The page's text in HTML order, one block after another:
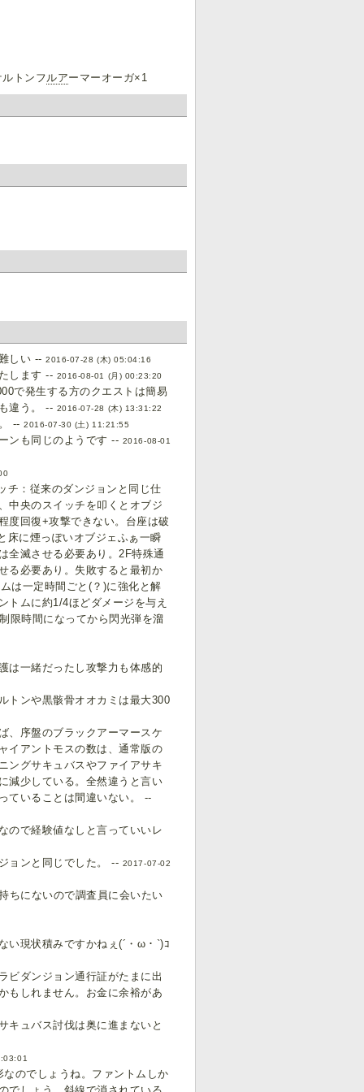
トンフルアーマーオーガ×1
しい --2016-07-28 (木) 05:04:16
します -- 2016-08-01 (月) 00:23:20
で発生する方のクエストは簡易
違う。 -- 2016-07-28 (木) 13:31:22
--2016-07-30 (土) 11:21:55
ンも同じのようです -- 2016-08-01
チ：従来のダンジョンと同じ仕
中央のスイッチを叩くとオブジ
度回復+攻撃できない。台座は破
床に煙っぽいオブジェふぁ一瞬
全滅させる必要あり。2F特殊通
る必要あり。失敗すると最初か
は一定時間ごと(？)に強化と解
トムに約1/4ほどダメージを与え
限時間になってから閃光弾を溜
は一緒だったし攻撃力も体感的
トンや黒骸骨オオカミは最大300
、序盤のブラックアーマースケ
イアントモスの数は、通常版の
ングサキュバスやファイアサキ
減少している。全然違うと言い
ていることは間違いない。 --
ので経験値なしと言っていいレ
ョンと同じでした。 -- 2017-07-02
ちにないので調査員に会いたい
い現状積みですかねぇ(´・ω・`)ｺ
ビダンジョン通行証がたまに出
もしれません。お金に余裕があ
キュバス討伐は奥に進まないと
のでしょうね。ファントムしか